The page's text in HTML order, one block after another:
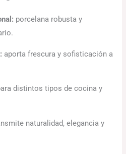
porcelana robusta y
aporta frescura y sofisticación a
distintos tipos de cocina y
naturalidad, elegancia y